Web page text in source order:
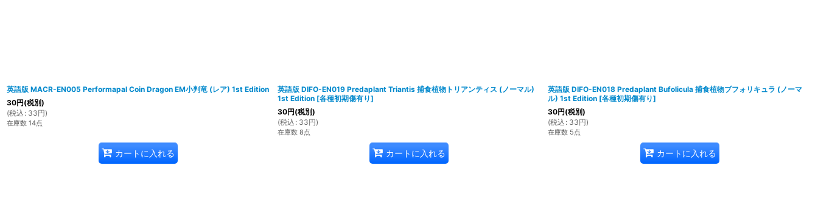
英語版 MACR-EN005 Performapal Coin Dragon EM小判竜 (レア) 1st Edition
30円(税別)
(税込 : 33円)
在庫数 14点
カートに入れる
英語版 DIFO-EN019 Predaplant Triantis 捕食植物トリアンティス (ノーマル)
1st Edition [各種初期傷有り]
30円(税別)
(税込 : 33円)
在庫数 8点
カートに入れる
英語版 DIFO-EN018 Predaplant Bufolicula 捕食植物ブフォリキュラ (ノーマ
ル) 1st Edition [各種初期傷有り]
30円(税別)
(税込 : 33円)
在庫数 5点
カートに入れる